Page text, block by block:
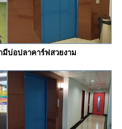
มีบ่อปลาคาร์ฟสวยงาม